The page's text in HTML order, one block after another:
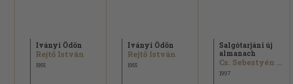
Iványi Ödön
Rejtő István
1955
Iványi Ödön
Rejtő István
1955
Salgótarjáni új
almanach
Cs. Sebestyén Kálmán...
1997